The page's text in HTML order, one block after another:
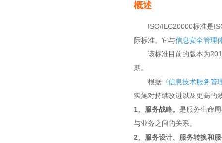
概述
ISO/IEC20000标准是
际标准。它与信息安全管理
该标准目前的版本为2018
期。
根据 《信息技术服务管
实施对持续改进以及更高的
1、服务战略。 是服务生命
与业务之间的关系。
2、服务设计、服务转换和